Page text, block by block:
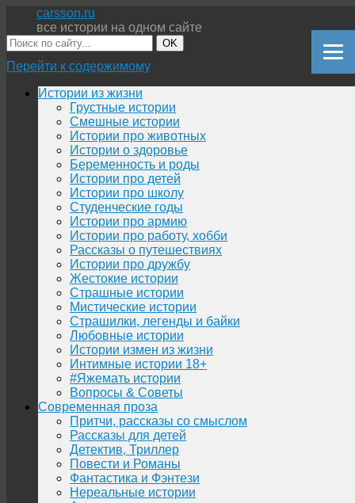
carsson.ru
все истории на одном сайте
OK
Перейти к содержимому
Истории из жизни
Грустные истории
Смешные истории
Истории про животных
Истории о здоровье
Беременность и роды
Истории про детей
Истории про школу
Студенческие годы
Истории про армию
Истории про работу, хобби
Рассказы о путешествиях
Истории про дружбу
Жестокие истории
Страшные истории
Мистические истории
Страшилки, легенды и байки
Любовные истории
Истории измен из жизни
Интимные истории 18+
#Яжемать истории
Вопросы & Советы
Современная проза
Притчи, рассказы со смыслом
Рассказы для детей
Детектив, Триллер
Повести и Романы
Фантастика и Фэнтези
Нереальные истории